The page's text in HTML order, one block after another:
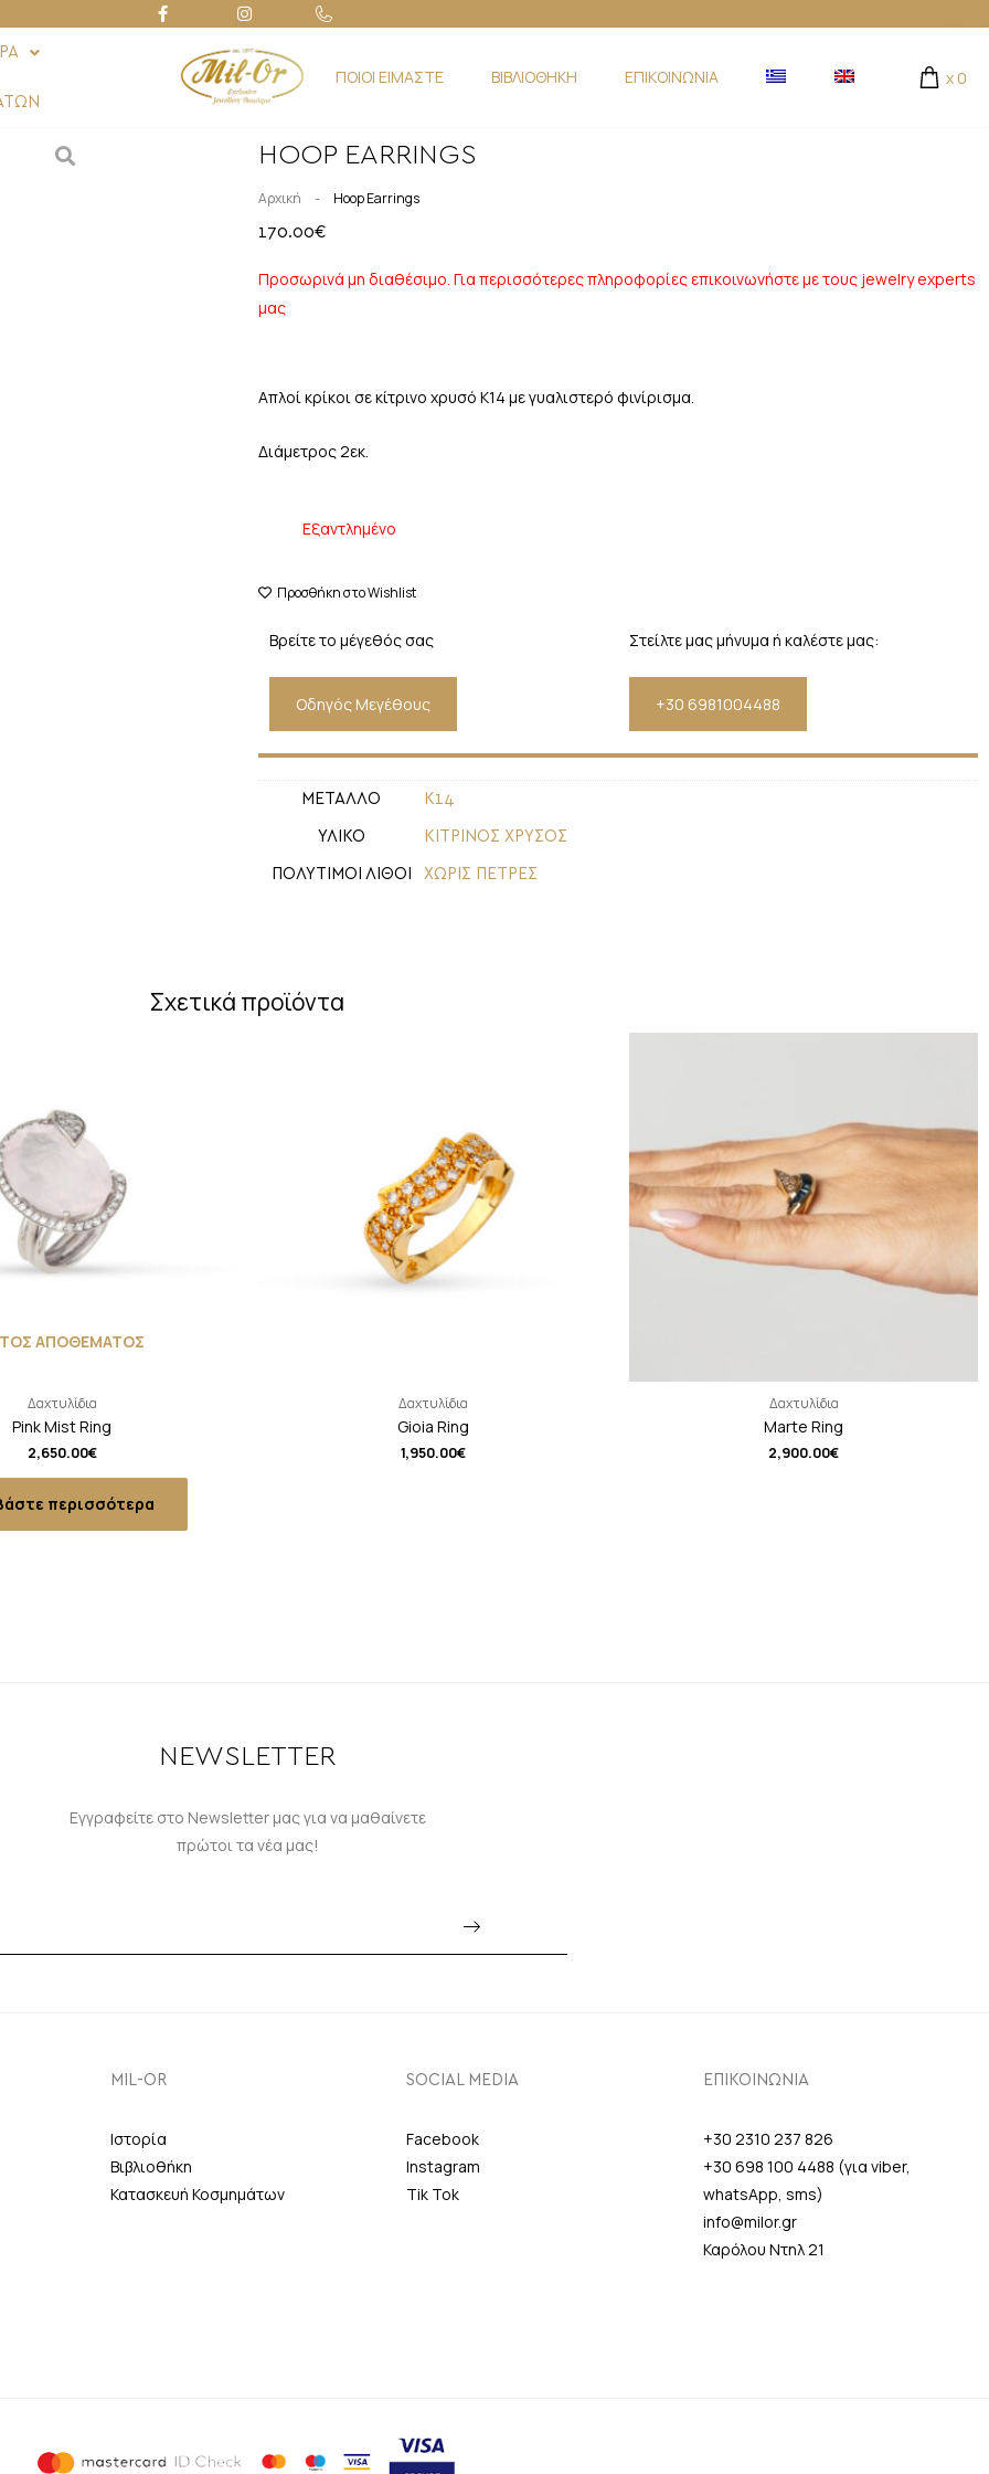
ΠΟΙΟΙ ΕΙΜΑΣΤΕ ΒΙΒΛΙΟΘΗΚΗ ΕΠΙΚΟΙΝΩΝΙΑ x 0
HOOP EARRINGS
Αρχική - Hoop Earrings
170.00€
Προσωρινά μη διαθέσιμο. Για περισσότερες πληροφορίες επικοινωνήστε με τους jewelry experts
μας
Απλοί κρίκοι σε κίτρινο χρυσό Κ14 με γυαλιστερό φινίρισμα.
Διάμετρος 2εκ.
Εξαντλημένο
Προσθήκη στο Wishlist
Βρείτε το μέγεθός σας
Οδηγός Μεγέθους
Στείλτε μας μήνυμα ή καλέστε μας:
+30 6981004488
ΜΕΤΑΛΛΟ Κ14
ΥΛΙΚΟ ΚΙΤΡΙΝΟΣ ΧΡΥΣΟΣ
ΠΟΛΥΤΙΜΟΙ ΛΙΘΟΙ ΧΩΡΙΣ ΠΕΤΡΕΣ
Σχετικά προϊόντα
ΑΠΟΘΕΜΑΤΟΣ
Δαχτυλίδια
Pink Mist Ring
2,650.00€
περισσότερα
Δαχτυλίδια
Gioia Ring
1,950.00€
Δαχτυλίδια
Marte Ring
2,900.00€
NEWSLETTER
Εγγραφείτε στο Newsletter μας για να μαθαίνετε
πρώτοι τα νέα μας!
MIL-OR
Ιστορία
Βιβλιοθήκη
Κατασκευή Κοσμημάτων
SOCIAL MEDIA
Facebook
Instagram
Tik Tok
ΕΠΙΚΟΙΝΩΝΙΑ
+30 2310 237 826
+30 698 100 4488 (για viber,
whatsApp, sms)
info@milor.gr
Καρόλου Ντηλ 21